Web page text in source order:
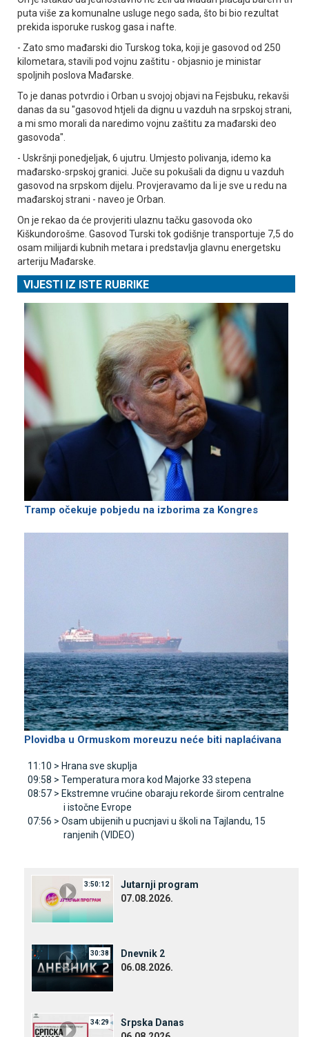
puta više za komunalne usluge nego sada, što bi bio rezultat
prekida isporuke ruskog gasa i nafte.
- Zato smo mađarski dio Turskog toka, koji je gasovod od 250
kilometara, stavili pod vojnu zaštitu - objasnio je ministar
spoljnih poslova Mađarske.
To je danas potvrdio i Orban u svojoj objavi na Fejsbuku, rekavši
danas da su "gasovod htjeli da dignu u vazduh na srpskoj strani,
a mi smo morali da naredimo vojnu zaštitu za mađarski deo
gasovoda".
- Uskršnji ponedjeljak, 6 ujutru. Umjesto polivanja, idemo ka
mađarsko-srpskoj granici. Јuče su pokušali da dignu u vazduh
gasovod na srpskom dijelu. Provjeravamo da li je sve u redu na
mađarskoj strani - naveo je Orban.
On je rekao da će provjeriti ulaznu tačku gasovoda oko
Kiškundorošme. Gasovod Turski tok godišnje transportuje 7,5 do
osam milijardi kubnih metara i predstavlja glavnu energetsku
arteriju Mađarske.
VIJESTI IZ ISTE RUBRIKE
Tramp očekuje pobjedu na izborima za Kongres
Plovidba u Ormuskom moreuzu neće biti naplaćivana
11:10 > Hrana sve skuplja
09:58 > Temperatura mora kod Majorke 33 stepena
08:57 > Ekstremne vrućine obaraju rekorde širom centralne
i istočne Evrope
07:56 > Osam ubijenih u pucnjavi u školi na Tajlandu, 15
ranjenih (VIDEO)
3:50:12
Јutarnji program
07.08.2026.
30:38
Dnevnik 2
06.08.2026.
34:29
Srpska Danas